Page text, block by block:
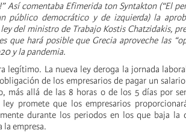
Así comentaba Efimerida ton Syntakton (“El
público democrático y de izquierda) la
del ministro de Trabajo Kostis Chatzidakis,
que hará posible que Grecia aproveche las
y la pandemia.
legítimo. La nueva ley deroga la jornada
de los empresarios de pagar un
más allá de las 8 horas o de los 5 días por
promete que los empresarios
durante los periodos en los que baja la
la empresa.